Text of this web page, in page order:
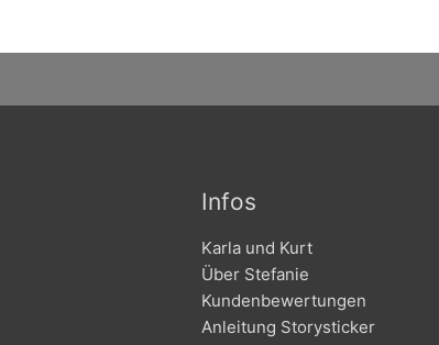
Infos
Karla und Kurt
Über Stefanie
Kundenbewertungen
Anleitung Storysticker